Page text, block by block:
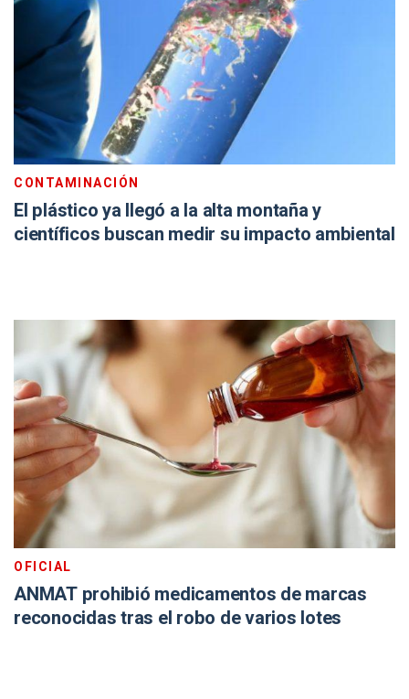
CONTAMINACIÓN
El plástico ya llegó a la alta montaña y
científicos buscan medir su impacto ambiental
OFICIAL
ANMAT prohibió medicamentos de marcas
reconocidas tras el robo de varios lotes